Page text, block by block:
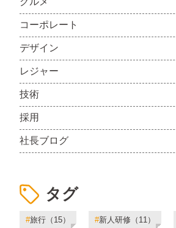
コーポレート
デザイン
レジャー
技術
採用
社長ブログ
タグ
#旅行（15） #新人研修（11）